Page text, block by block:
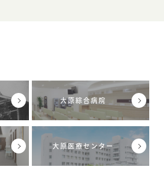
大原綜合病院
大原医療センター